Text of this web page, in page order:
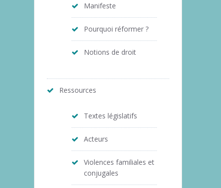
Manifeste
Pourquoi réformer ?
Notions de droit
Ressources
Textes législatifs
Acteurs
Violences familiales et
conjugales